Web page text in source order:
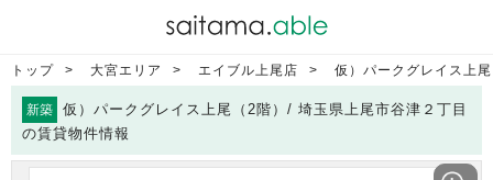
トップ 大宮エリア エイブル上尾店 仮）パークグレイス上
新築
仮）パークグレイス上尾（2階）/ 埼玉県上尾市谷津２丁目
の賃貸物件情報